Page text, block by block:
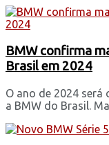
BMW confirma
Brasil em 2024
O ano de 2024
a BMW do Brasil.